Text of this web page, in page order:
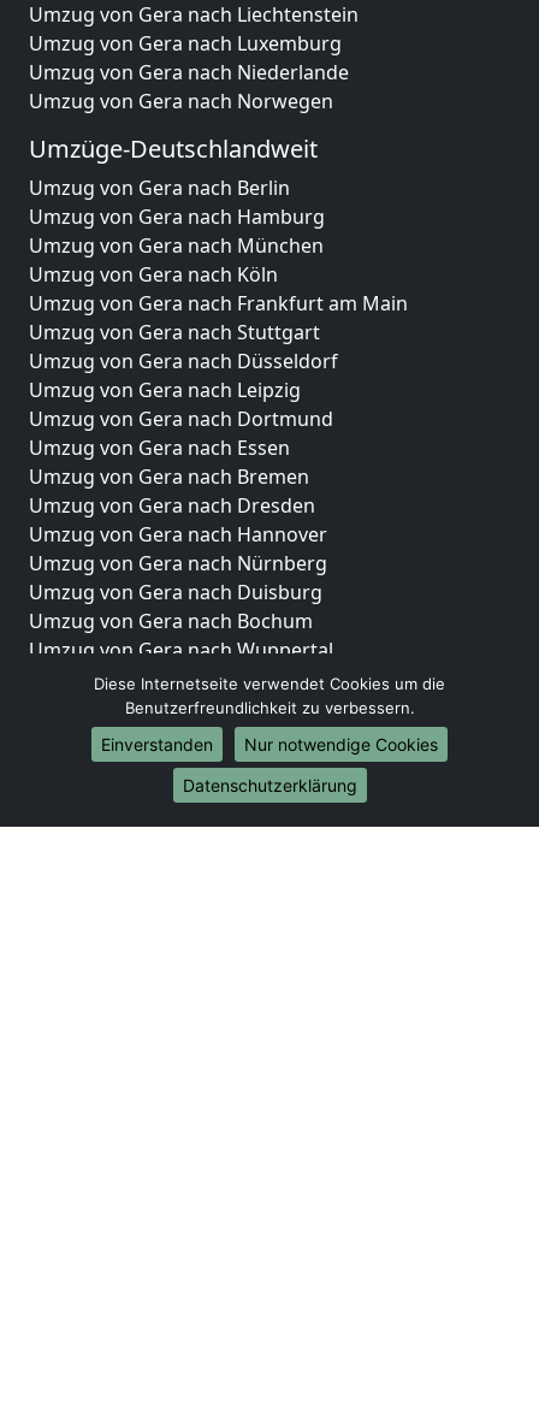
Umzug von Gera nach Liechtenstein
Umzug von Gera nach Luxemburg
Umzug von Gera nach Niederlande
Umzug von Gera nach Norwegen
Umzüge-Deutschlandweit
Umzug von Gera nach Berlin
Umzug von Gera nach Hamburg
Umzug von Gera nach München
Umzug von Gera nach Köln
Umzug von Gera nach Frankfurt am Main
Umzug von Gera nach Stuttgart
Umzug von Gera nach Düsseldorf
Umzug von Gera nach Leipzig
Umzug von Gera nach Dortmund
Umzug von Gera nach Essen
Umzug von Gera nach Bremen
Umzug von Gera nach Dresden
Umzug von Gera nach Hannover
Umzug von Gera nach Nürnberg
Umzug von Gera nach Duisburg
Umzug von Gera nach Bochum
Umzug von Gera nach Wuppertal
Umzug von Gera nach Bielefeld
Umzug von Gera nach Bonn
Umzug von Gera nach Münster
Internationale-Umzüge
Umzug von Gera nach Brasilien
Diese Internetseite verwendet Cookies um die
Benutzerfreundlichkeit zu verbessern.
Einverstanden
Nur notwendige Cookies
Datenschutzerklärung